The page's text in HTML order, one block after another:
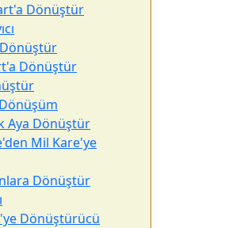
Dönüştür
Dönüştür
Aya Dönüştür
Mil Kare'ye
Dönüştür
Dönüştürücü